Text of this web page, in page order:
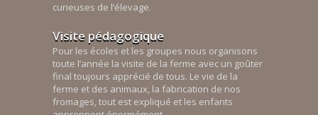
curieuses de l’élevage.
Visite pédagogique
Pour les écoles et les groupes nous organisons
toute l’année la visite de la ferme avec un goûter
final toujours apprécié de tous. Le vie de la
ferme et des animaux, la fabrication de nos
fromages, tout est expliqué et les enfants